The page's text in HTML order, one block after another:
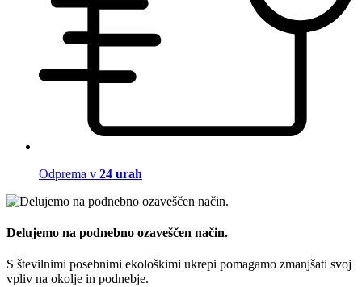
Odprema v 24 urah
Delujemo na podnebno ozaveščen način.
S številnimi posebnimi ekološkimi ukrepi pomagamo zmanjšati svoj
vpliv na okolje in podnebje.